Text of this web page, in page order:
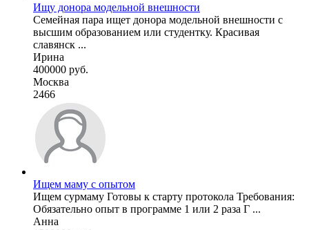
Ищу донора модельной внешности
Семейная пара ищет донора модельной внешности с
высшим образованием или студентку. Красивая
славянск ...
Ирина
400000 руб.
Москва
2466
Ищем маму с опытом
Ищем сурмаму Готовы к старту протокола Требования:
Обязательно опыт в программе 1 или 2 раза Г ...
Анна